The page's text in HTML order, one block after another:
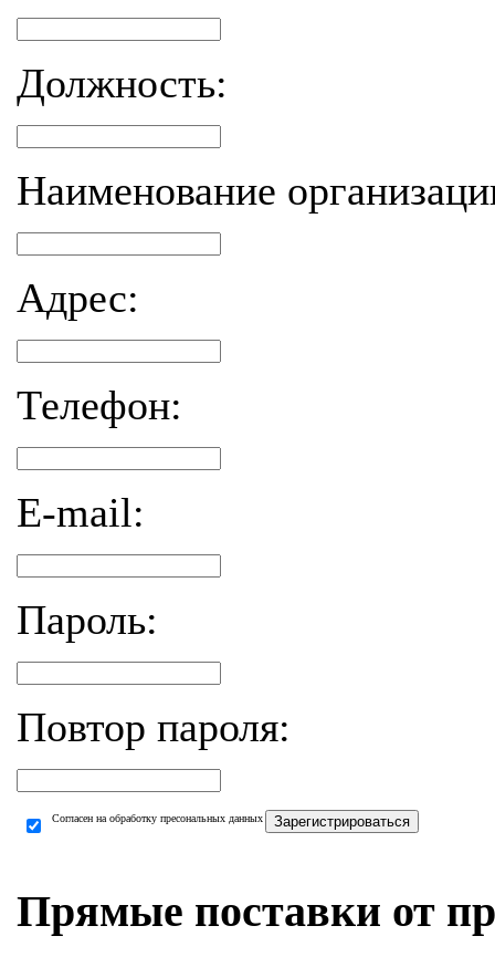
Должность:
Наименование
Адрес:
Телефон:
E-mail:
Пароль:
Повтор пароля:
Согласен на обработку пресональных данных Зарегистрироваться
Прямые поставки от